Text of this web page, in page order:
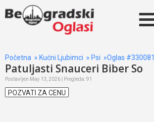
Početna » Kućni Ljubimci » Psi »Oglas #330081
Patuljasti Snauceri Biber So
Postavljen May 13, 2026 | Pregleda: 91
POZVATI ZA CENU